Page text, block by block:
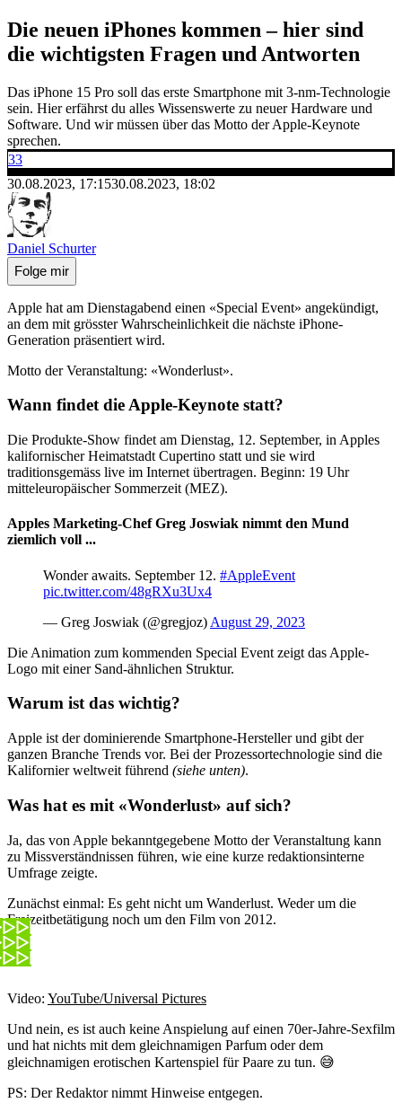
Die neuen iPhones kommen – hier sind
die wichtigsten Fragen und Antworten
Das iPhone 15 Pro soll das erste Smartphone mit 3-nm-Technologie
sein. Hier erfährst du alles Wissenswerte zu neuer Hardware und
Software. Und wir müssen über das Motto der Apple-Keynote
sprechen.
33
30.08.2023, 17:1530.08.2023, 18:02
Daniel Schurter
Folge mir
Apple hat am Dienstagabend einen «Special Event» angekündigt,
an dem mit grösster Wahrscheinlichkeit die nächste iPhone-
Generation präsentiert wird.
Motto der Veranstaltung: «Wonderlust».
Wann findet die Apple-Keynote statt?
Die Produkte-Show findet am Dienstag, 12. September, in Apples
kalifornischer Heimatstadt Cupertino statt und sie wird
traditionsgemäss live im Internet übertragen. Beginn: 19 Uhr
mitteleuropäischer Sommerzeit (MEZ).
Apples Marketing-Chef Greg Joswiak nimmt den Mund
ziemlich voll ...
Wonder awaits. September 12. #AppleEvent
pic.twitter.com/48gRXu3Ux4
— Greg Joswiak (@gregjoz) August 29, 2023
Die Animation zum kommenden Special Event zeigt das Apple-
Logo mit einer Sand-ähnlichen Struktur.
Warum ist das wichtig?
Apple ist der dominierende Smartphone-Hersteller und gibt der
ganzen Branche Trends vor. Bei der Prozessortechnologie sind die
Kalifornier weltweit führend (siehe unten).
Was hat es mit «Wonderlust» auf sich?
Ja, das von Apple bekanntgegebene Motto der Veranstaltung kann
zu Missverständnissen führen, wie eine kurze redaktionsinterne
Umfrage zeigte.
Zunächst einmal: Es geht nicht um Wanderlust. Weder um die
Freizeitbetätigung noch um den Film von 2012.
Video: YouTube/Universal Pictures
Und nein, es ist auch keine Anspielung auf einen 70er-Jahre-Sexfilm
und hat nichts mit dem gleichnamigen Parfum oder dem
gleichnamigen erotischen Kartenspiel für Paare zu tun. 😅
PS: Der Redaktor nimmt Hinweise entgegen.